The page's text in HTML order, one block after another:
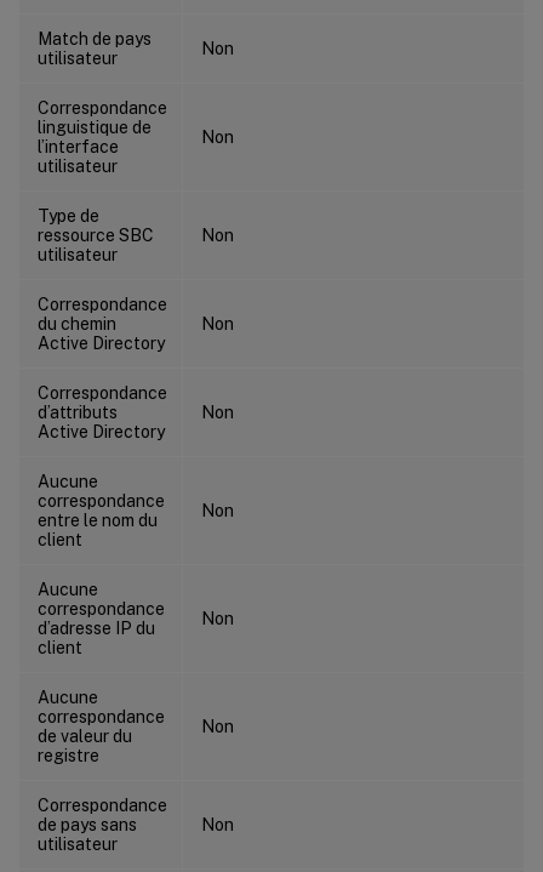
Match de pays
utilisateur
Non
Correspondance
linguistique de
l’interface
utilisateur
Non
Type de
ressource SBC
utilisateur
Non
Correspondance
du chemin
Active Directory
Non
Correspondance
d’attributs
Active Directory
Non
Aucune
correspondance
entre le nom du
client
Non
Aucune
correspondance
d’adresse IP du
client
Non
Aucune
correspondance
de valeur du
registre
Non
Correspondance
de pays sans
utilisateur
Non